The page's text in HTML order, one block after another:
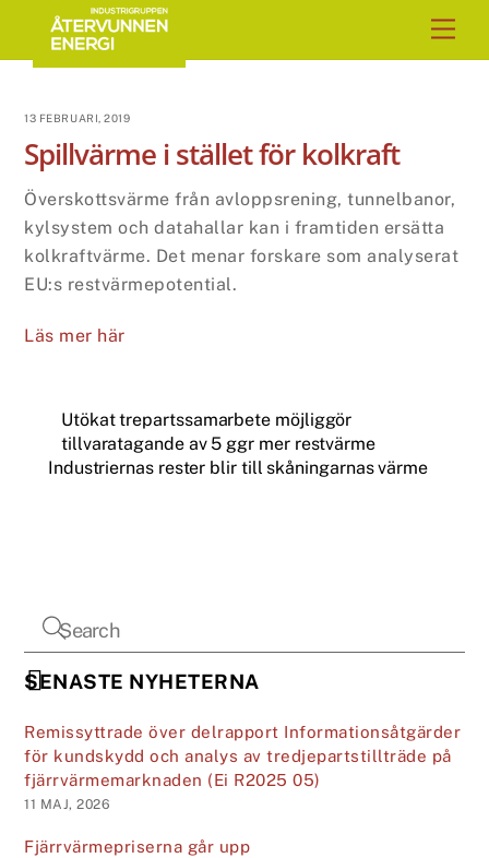
content
13 FEBRUARI, 2019
Spillvärme i stället för kolkraft
Överskottsvärme från avloppsrening, tunnelbanor,
kylsystem och datahallar kan i framtiden ersätta
kolkraftvärme. Det menar forskare som analyserat
EU:s restvärmepotential.
Läs mer här
Utökat trepartssamarbete möjliggör
tillvaratagande av 5 ggr mer restvärme
Industriernas rester blir till skåningarnas värme
SENASTE NYHETERNA
Remissyttrade över delrapport Informationsåtgärder
för kundskydd och analys av tredjepartstillträde på
fjärrvärmemarknaden (Ei R2025 05)
11 MAJ, 2026
Fjärrvärmepriserna går upp